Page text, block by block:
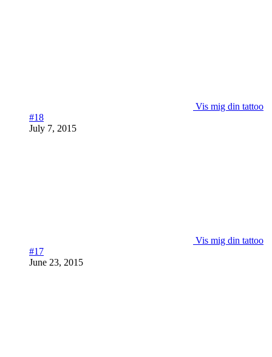
Vis mig din tattoo
#18
July 7, 2015
Vis mig din tattoo
#17
June 23, 2015